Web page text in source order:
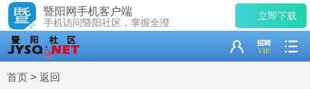
暨阳网手机客户端
手机访问暨阳社区，掌握全澄
立即下载
首页 > 返回